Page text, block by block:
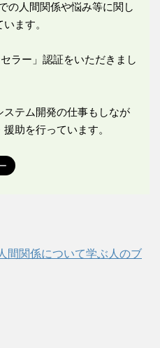
の人間関係や悩み等に関し
ます。
ラー」認証をいただきまし
ステム開発の仕事もしなが
助を行っています。
間関係について学ぶ人のブ